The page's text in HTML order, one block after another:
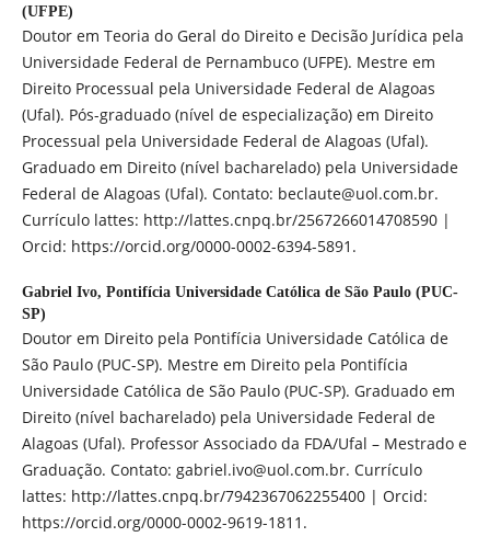
(UFPE)
Doutor em Teoria do Geral do Direito e Decisão Jurídica pela
Universidade Federal de Pernambuco (UFPE). Mestre em
Direito Processual pela Universidade Federal de Alagoas
(Ufal). Pós-graduado (nível de especialização) em Direito
Processual pela Universidade Federal de Alagoas (Ufal).
Graduado em Direito (nível bacharelado) pela Universidade
Federal de Alagoas (Ufal). Contato: beclaute@uol.com.br.
Currículo lattes: http://lattes.cnpq.br/2567266014708590 |
Orcid: https://orcid.org/0000-0002-6394-5891.
Gabriel Ivo, Pontifícia Universidade Católica de São Paulo (PUC-
SP)
Doutor em Direito pela Pontifícia Universidade Católica de
São Paulo (PUC-SP). Mestre em Direito pela Pontifícia
Universidade Católica de São Paulo (PUC-SP). Graduado em
Direito (nível bacharelado) pela Universidade Federal de
Alagoas (Ufal). Professor Associado da FDA/Ufal – Mestrado e
Graduação. Contato: gabriel.ivo@uol.com.br. Currículo
lattes: http://lattes.cnpq.br/7942367062255400 | Orcid:
https://orcid.org/0000-0002-9619-1811.